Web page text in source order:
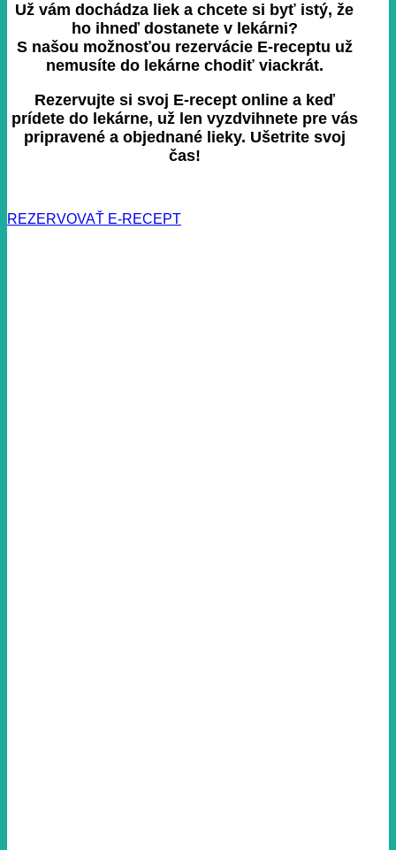
Už vám dochádza liek a chcete si byť istý, že
ho ihneď dostanete v lekárni?
S našou možnosťou rezervácie E-receptu už
nemusíte do lekárne chodiť viackrát.
Rezervujte si svoj E-recept online a keď
prídete do lekárne, už len vyzdvihnete pre vás
pripravené a objednané lieky. Ušetrite svoj
čas!
REZERVOVAŤ E-RECEPT